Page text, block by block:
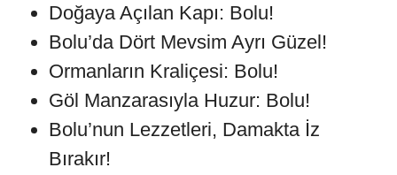
Doğaya Açılan Kapı: Bolu!
Bolu’da Dört Mevsim Ayrı Güzel!
Ormanların Kraliçesi: Bolu!
Göl Manzarasıyla Huzur: Bolu!
Bolu’nun Lezzetleri, Damakta İz
Bırakır!